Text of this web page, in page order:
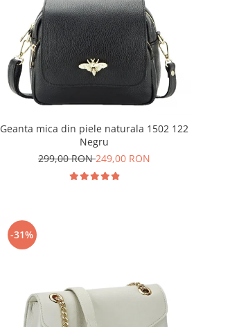
Geanta mica din piele naturala 1502 122
Negru
299,00 RON249,00 RON
-31%